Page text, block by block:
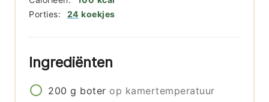
Porties: 24 koekjes
Ingrediënten
200 g boter op kamertemperatuur